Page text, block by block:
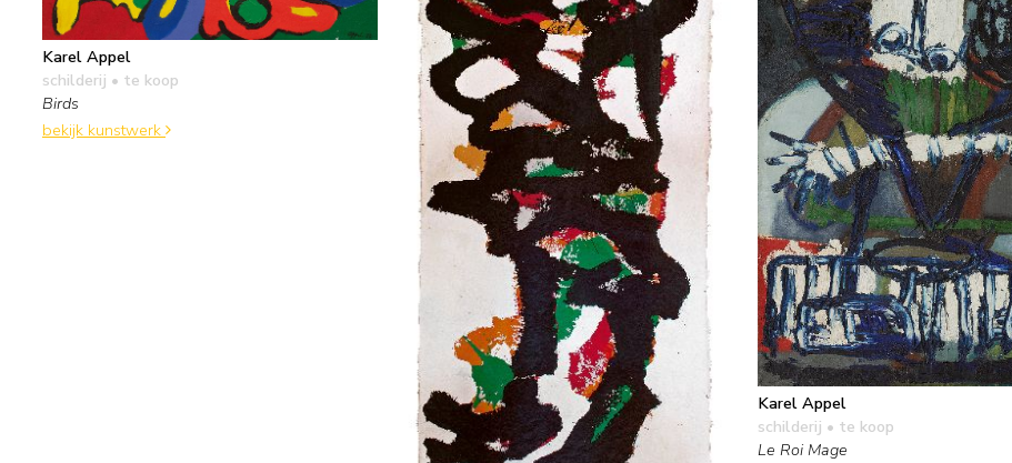
Karel Appel
schilderij • te koop
Birds
bekijk kunstwerk
Karel Appel
schilderij • te koop
Le Roi Mage